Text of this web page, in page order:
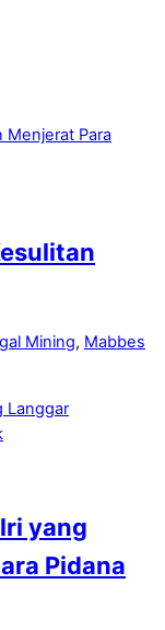
Mining, Mabbes
yang
Pidana